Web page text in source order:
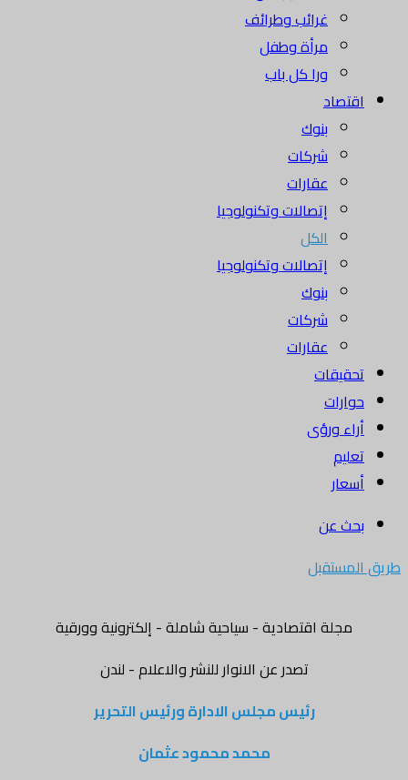
غرائب وطرائف
مرأة وطفل
ورا كل باب
اقتصاد
بنوك
شركات
عقارات
إتصالات وتكنولوجيا
الكل
إتصالات وتكنولوجيا
بنوك
شركات
عقارات
تحقيقات
حوارات
أراء ورؤى
تعليم
أسعار
بحث عن
طريق المستقبل
مجلة اقتصادية - سياحية شاملة - إلكترونية وورقية
تصدر عن الانوار للنشر والاعلام - لندن
رئيس مجلس الادارة ورئيس التحرير
محمد محمود عثمان